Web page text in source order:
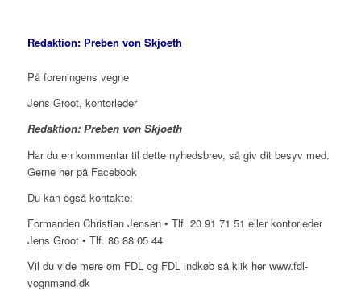
Redaktion: Preben von Skjoeth
På foreningens vegne
Jens Groot, kontorleder
Redaktion: Preben von Skjoeth
Har du en kommentar til dette nyhedsbrev, så giv dit besyv med.
Gerne her på Facebook
Du kan også kontakte:
Formanden Christian Jensen • Tlf. 20 91 71 51 eller kontorleder
Jens Groot • Tlf. 86 88 05 44
Vil du vide mere om FDL og FDL indkøb så klik her www.fdl-
vognmand.dk